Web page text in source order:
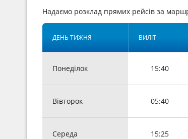
Надаємо розклад прямих рейсів за
ДЕНЬ ТИЖНЯ ВИЛІТ
Понеділок 15:40
Вівторок 05:40
Середа 15:25